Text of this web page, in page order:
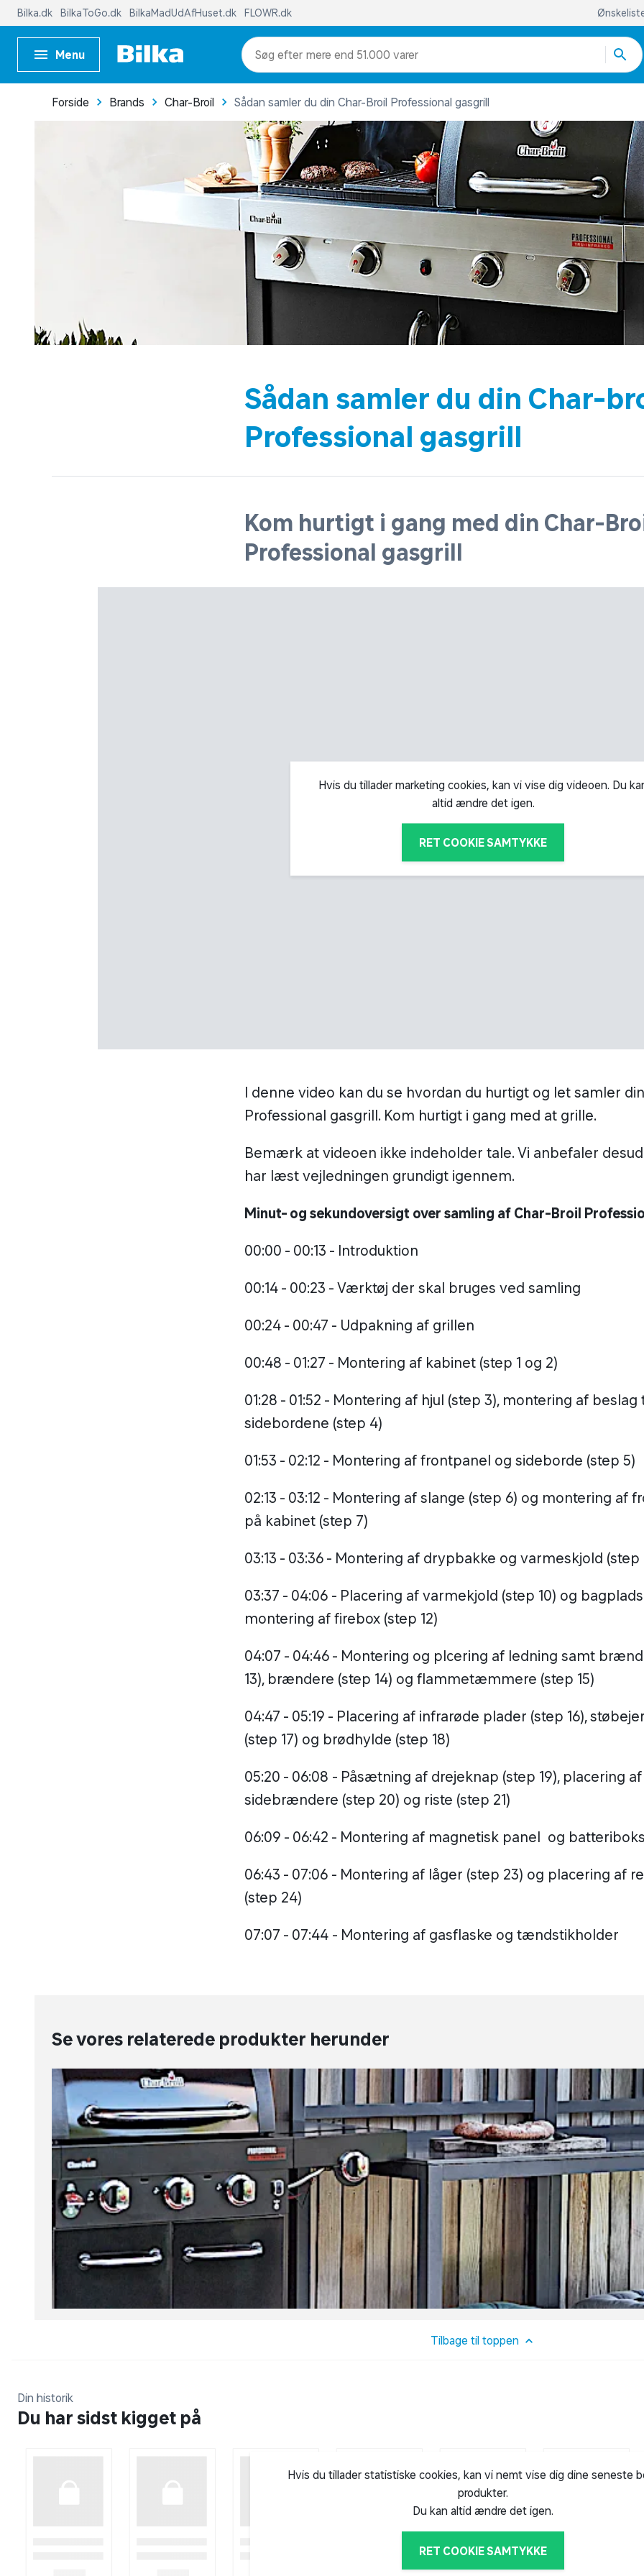
Bilka.dk BilkaToGo.dk BilkaMadUdAfHuset.dk FLOWR.dk
Menu mere end 51.000 varer
Forside Brands Char-Broil Sådan samler du din Char-Broil Professional gasgrill
Sådan samler du din Char-
Professional gasgrill
Kom hurtigt i gang med din Char-
Professional gasgrill
Hvis du tillader marketing cookies, kan vi vise dig videoen. Du
altid ændre det igen.
RET COOKIE SAMTYKKE
I denne video kan du se hvordan du hurtigt og let samler
Professional gasgrill. Kom hurtigt i gang med at grille.
Bemærk at videoen ikke indeholder tale. Vi anbefaler
har læst vejledningen grundigt igennem.
Minut- og sekundoversigt over samling af Char-Broil
00:00 - 00:13 - Introduktion
00:14 - 00:23 - Værktøj der skal bruges ved samling
00:24 - 00:47 - Udpakning af grillen
00:48 - 01:27 - Montering af kabinet (step 1 og 2)
01:28 - 01:52 - Montering af hjul (step 3), montering af beslag
sidebordene (step 4)
01:53 - 02:12 - Montering af frontpanel og sideborde (step 5)
02:13 - 03:12 - Montering af slange (step 6) og montering af
på kabinet (step 7)
03:13 - 03:36 - Montering af drypbakke og varmeskjold (step
03:37 - 04:06 - Placering af varmekjold (step 10) og bagplads
montering af firebox (step 12)
04:07 - 04:46 - Montering og plcering af ledning samt
13), brændere (step 14) og flammetæmmere (step 15)
04:47 - 05:19 - Placering af infrarøde plader (step 16),
(step 17) og brødhylde (step 18)
05:20 - 06:08 - Påsætning af drejeknap (step 19), placering af
sidebrændere (step 20) og riste (step 21)
06:09 - 06:42 - Montering af magnetisk panel og
06:43 - 07:06 - Montering af låger (step 23) og placering af
(step 24)
07:07 - 07:44 - Montering af gasflaske og tændstikholder
Se vores relaterede produkter herunder
Tilbage til toppen
Din historik
Du har sidst kigget på
Hvis du tillader statistiske cookies, kan vi nemt vise dig dine seneste
produkter.
Du kan altid ændre det igen.
RET COOKIE SAMTYKKE